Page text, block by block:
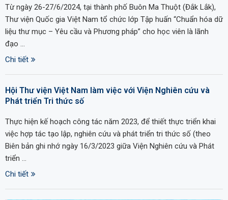
Từ ngày 26-27/6/2024, tại thành phố Buôn Ma Thuột (Đắk Lắk),
Thư viện Quốc gia Việt Nam tổ chức lớp Tập huấn “Chuẩn hóa dữ
liệu thư mục – Yêu cầu và Phương pháp” cho học viên là lãnh
đạo …
Chi tiết
Hội Thư viện Việt Nam làm việc với Viện Nghiên cứu và
Phát triển Tri thức số
Thực hiện kế hoạch công tác năm 2023, để thiết thực triển khai
việc hợp tác tạo lập, nghiên cứu và phát triển tri thức số (theo
Biên bản ghi nhớ ngày 16/3/2023 giữa Viện Nghiên cứu và Phát
triển …
Chi tiết